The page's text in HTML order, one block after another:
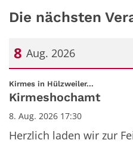
Die nächsten
8 Aug. 2026
Datum: 8. August 2026
Kirmes in Hülzweiler...
Kirmeshochamt
8. Aug. 2026 17:30
Herzlich laden wir zur